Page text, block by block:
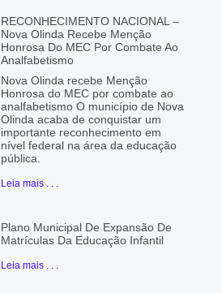
RECONHECIMENTO NACIONAL –
Nova Olinda Recebe Menção
Honrosa Do MEC Por Combate Ao
Analfabetismo
Nova Olinda recebe Menção
Honrosa do MEC por combate ao
analfabetismo O município de Nova
Olinda acaba de conquistar um
importante reconhecimento em
nível federal na área da educação
pública.
Leia mais . . .
Plano Municipal De Expansão De
Matrículas Da Educação Infantil
Leia mais . . .